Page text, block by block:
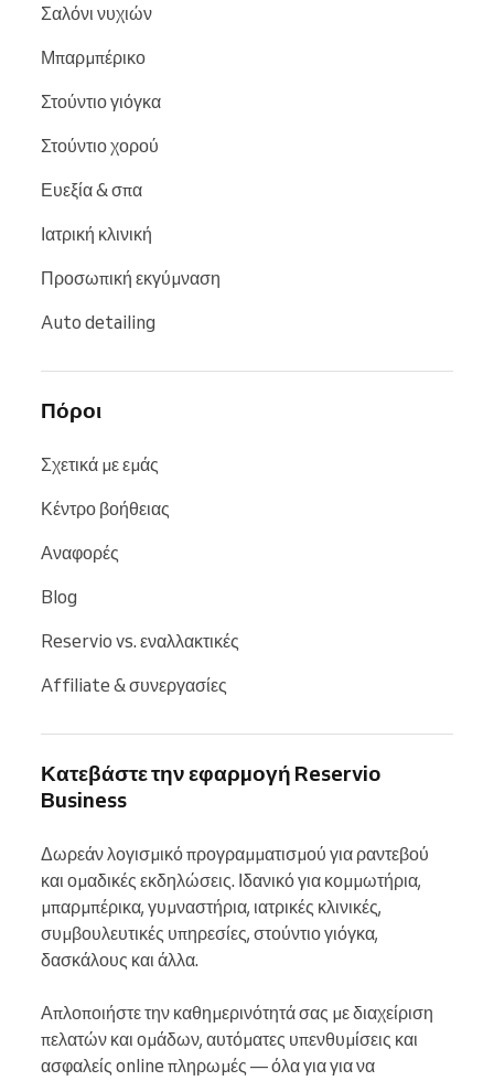
Σαλόνι νυχιών
Μπαρμπέρικο
Στούντιο γιόγκα
Στούντιο χορού
Ευεξία & σπα
Ιατρική κλινική
Προσωπική εκγύμναση
Auto detailing
Πόροι
Σχετικά με εμάς
Κέντρο βοήθειας
Αναφορές
Blog
Reservio vs. εναλλακτικές
Affiliate & συνεργασίες
Κατεβάστε την εφαρμογή Reservio
Business
Δωρεάν λογισμικό προγραμματισμού για ραντεβού
και ομαδικές εκδηλώσεις. Ιδανικό για κομμωτήρια,
μπαρμπέρικα, γυμναστήρια, ιατρικές κλινικές,
συμβουλευτικές υπηρεσίες, στούντιο γιόγκα,
δασκάλους και άλλα.
Απλοποιήστε την καθημερινότητά σας με διαχείριση
πελατών και ομάδων, αυτόματες υπενθυμίσεις και
ασφαλείς online πληρωμές — όλα για για να